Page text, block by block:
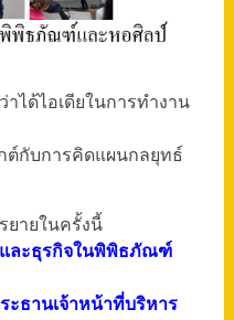
ได้ไอเดียในการทำงาน
ต์กับการคิดแผนกลยุทธ์
ยายในครั้งนี้
ละธุรกิจในพิพิธภัณฑ์
ะธานเจ้าหน้าที่บริหาร